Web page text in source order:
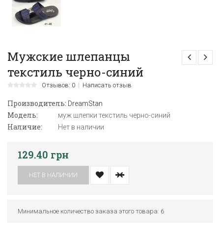
Мужские шлепанцы
текстиль черно-синий
Отзывов: 0 Написать отзыв
Производитель: DreamStan
Модель: муж шлепки текстиль черно-синий
Наличие: Нет в наличии
129.40 грн
НЕТ В НАЛИЧИИ
Минимальное количество заказа этого товара: 6